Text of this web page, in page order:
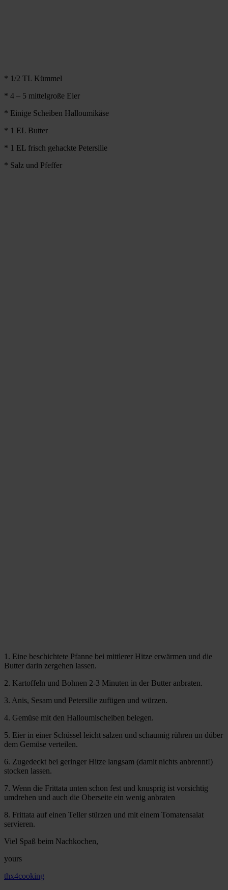
* 1/2 TL Kümmel
* 4 – 5 mittelgroße Eier
* Einige Scheiben Halloumikäse
* 1 EL Butter
* 1 EL frisch gehackte Petersilie
* Salz und Pfeffer
1. Eine beschichtete Pfanne bei mittlerer Hitze erwärmen und die
Butter darin zergehen lassen.
2. Kartoffeln und Bohnen 2-3 Minuten in der Butter anbraten.
3. Anis, Sesam und Petersilie zufügen und würzen.
4. Gemüse mit den Halloumischeiben belegen.
5. Eier in einer Schüssel leicht salzen und schaumig rühren un düber
dem Gemüse verteilen.
6. Zugedeckt bei geringer Hitze langsam (damit nichts anbrennt!)
stocken lassen.
7. Wenn die Frittata unten schon fest und knusprig ist vorsichtig
umdrehen und auch die Oberseite ein wenig anbraten
8. Frittata auf einen Teller stürzen und mit einem Tomatensalat
servieren.
Viel Spaß beim Nachkochen,
yours
thx4cooking